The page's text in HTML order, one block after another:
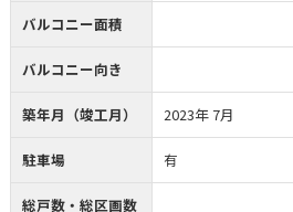
バルコニー面積
バルコニー向き
築年月（竣工月） 2023年 7月
駐車場 有
総戸数・総区画数